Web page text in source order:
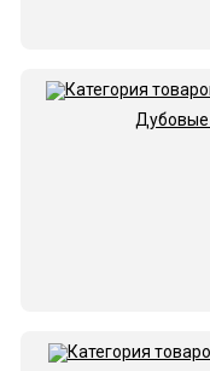
Дубовые